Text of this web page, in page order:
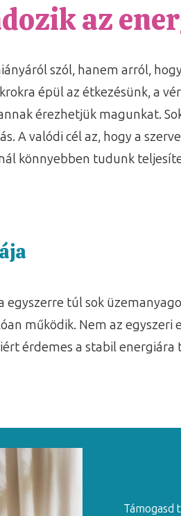
az
szól, hanem arról,
épül az étkezésünk, a
érezhetjük magunkat.
A valódi cél az, hogy a
könnyebben tudunk
egyszerre túl sok
működik. Nem az
érdemes a stabil
Támogasd